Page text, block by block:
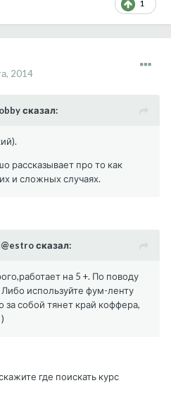
1
2014
сказал:
рассказывает про то как
и сложных случаях.
сказал:
на 5 +. По поводу
Либо используйте фум-ленту
собой тянет край коффера,
где поискать курс